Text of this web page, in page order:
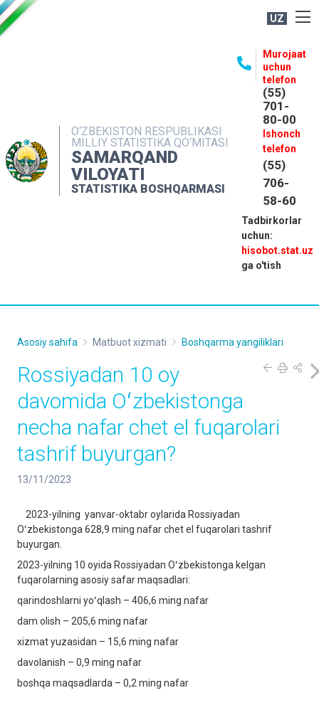
UZ
O‘ZBEKISTON RESPUBLIKASI
MILLIY STATISTIKA QO‘MITASI
SAMARQAND
VILOYATI
STATISTIKA BOSHQARMASI
Murojaat
uchun
telefon
(55)
701-
80-00
Ishonch
telefon
(55)
706-
58-60
Tadbirkorlar
uchun:
hisobot.stat.uz
ga o'tish
MATBUOT XIZMATI
MUROJAATLAR
KONTAKTLAR
Asosiy sahifa Matbuot xizmati Boshqarma yangiliklari
Rossiyadan 10 oy
davomida Oʻzbekistonga
necha nafar chet el fuqarolari
tashrif buyurgan?
13/11/2023
2023-yilning yanvar-oktabr oylarida Rossiyadan
Oʻzbekistonga 628,9 ming nafar chet el fuqarolari tashrif
buyurgan.
2023-yilning 10 oyida Rossiyadan Oʻzbekistonga kelgan
fuqarolarning asosiy safar maqsadlari:
qarindoshlarni yoʻqlash – 406,6 ming nafar
dam olish – 205,6 ming nafar
xizmat yuzasidan – 15,6 ming nafar
davolanish – 0,9 ming nafar
boshqa maqsadlarda – 0,2 ming nafar